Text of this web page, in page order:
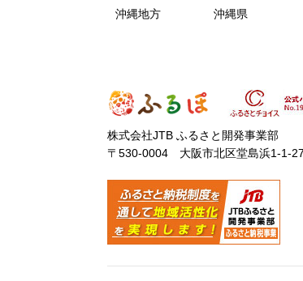
沖縄地方 沖縄県
株式会社JTB ふるさと開発事業部
〒530-0004 大阪市北区堂島浜1-1-